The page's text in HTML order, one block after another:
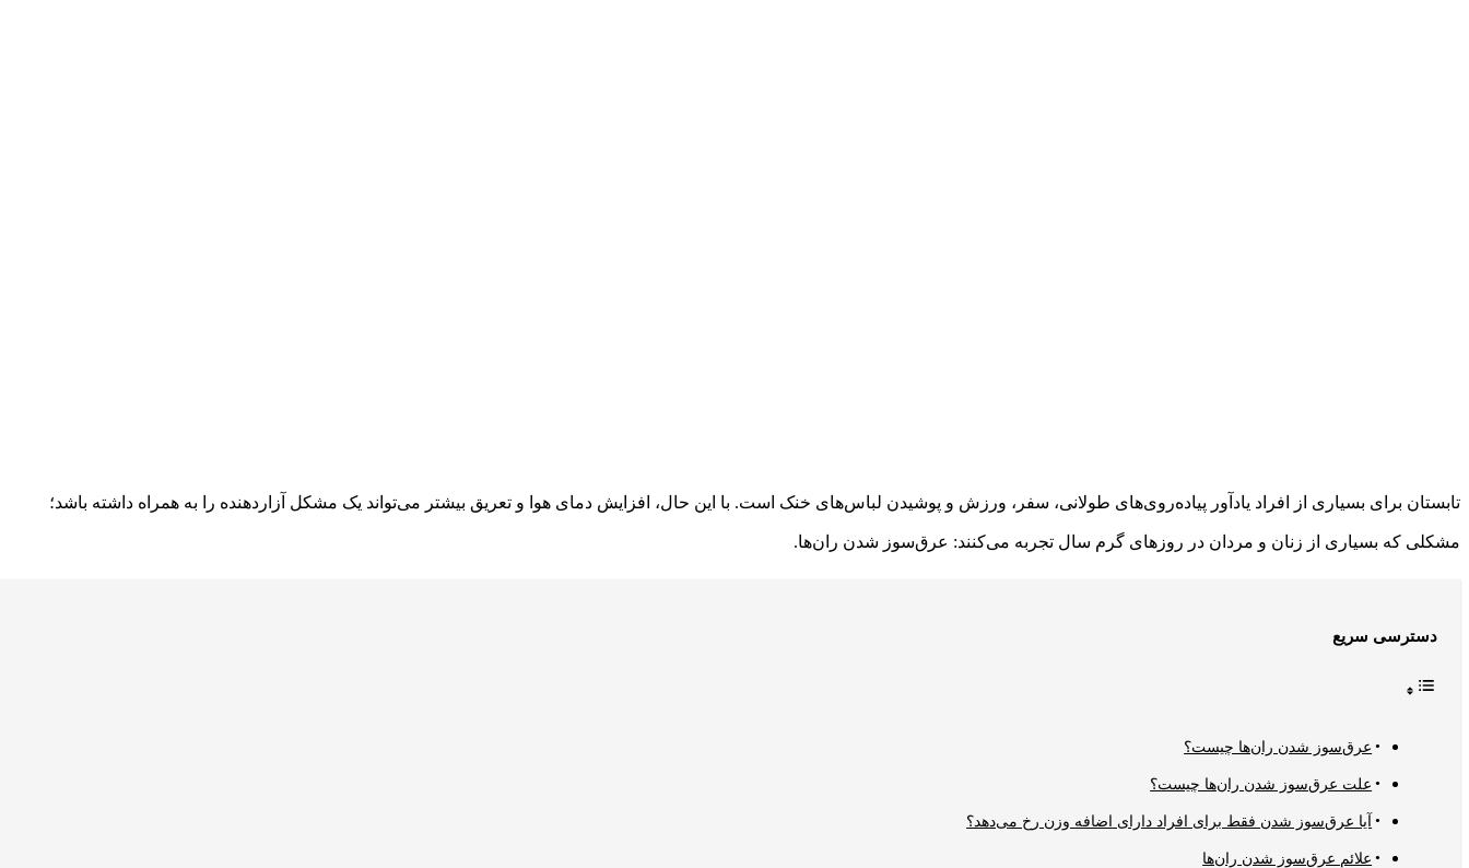
تابستان برای بسیاری از افراد یادآور پیاده‌روی‌های طولانی، سفر، ورزش و پوشیدن لباس‌های خنک است. با این حال، افزایش دمای هوا و تعریق بیشتر می‌تواند یک مشکل آزاردهنده را به همراه داشته باشد؛
مشکلی که بسیاری از زنان و مردان در روزهای گرم سال تجربه می‌کنند: عرق‌سوز شدن ران‌ها.
دسترسی سریع
عرق‌سوز شدن ران‌ها چیست؟
علت عرق‌سوز شدن ران‌ها چیست؟
آیا عرق‌سوز شدن فقط برای افراد دارای اضافه وزن رخ می‌دهد؟
علائم عرق‌سوز شدن ران‌ها